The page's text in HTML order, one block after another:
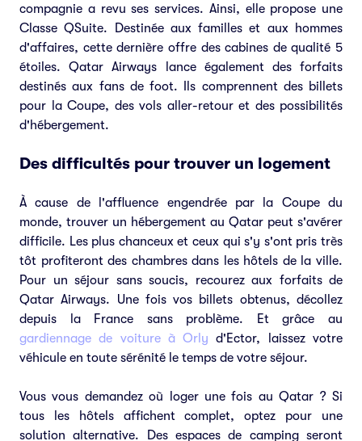
compagnie a revu ses services. Ainsi, elle propose une
Classe QSuite. Destinée aux familles et aux hommes
d'affaires, cette dernière offre des cabines de qualité 5
étoiles. Qatar Airways lance également des forfaits
destinés aux fans de foot. Ils comprennent des billets
pour la Coupe, des vols aller-retour et des possibilités
d'hébergement.
Des difficultés pour trouver un logement
À cause de l'affluence engendrée par la Coupe du
monde, trouver un hébergement au Qatar peut s'avérer
difficile. Les plus chanceux et ceux qui s'y s'ont pris très
tôt profiteront des chambres dans les hôtels de la ville.
Pour un séjour sans soucis, recourez aux forfaits de
Qatar Airways. Une fois vos billets obtenus, décollez
depuis la France sans problème. Et grâce au
gardiennage de voiture à Orly d'Ector, laissez votre
véhicule en toute sérénité le temps de votre séjour.
Vous vous demandez où loger une fois au Qatar ? Si
tous les hôtels affichent complet, optez pour une
solution alternative. Des espaces de camping seront